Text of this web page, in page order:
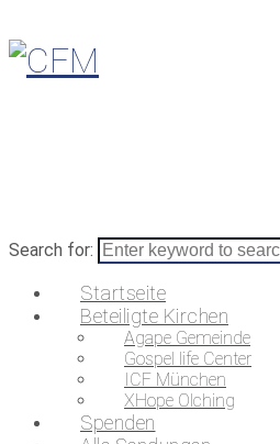
Search for:
Startseite
Beteiligte Kirchen
Agape Gemeinde
Gospel life Center
ICF München
XHope Olching
Spenden